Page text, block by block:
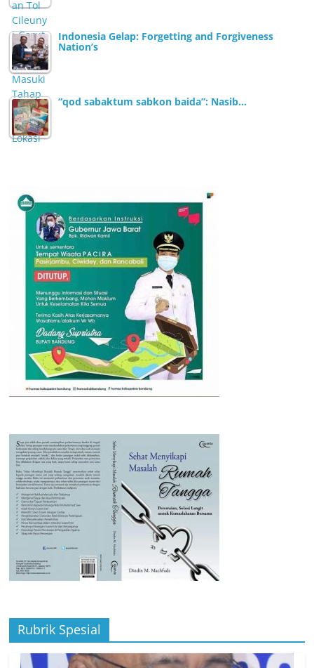
Indonesia Gelap: Forgetting and Forgiveness
Nation’s
“qod sabaktum sabkon baida”: Nasib…
Rubrik Spesial